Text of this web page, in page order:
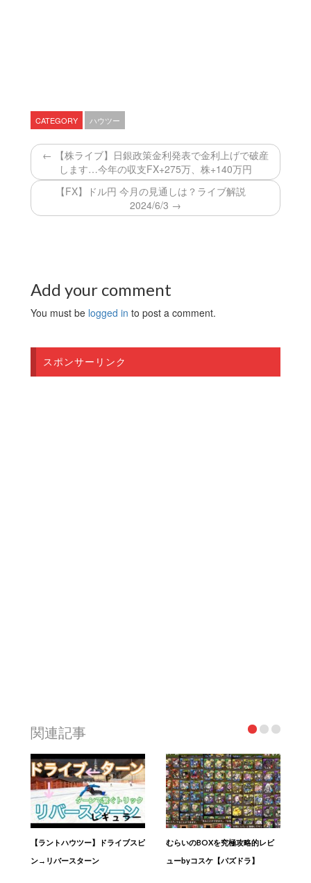
CATEGORY ハウツー
← 【株ライブ】日銀政策金利発表で金利上げで破産
します…今年の収支FX+275万、株+140万円
【FX】ドル円 今月の見通しは？ライブ解説
2024/6/3 →
Add your comment
You must be logged in to post a comment.
スポンサーリンク
関連記事
【ラントハウツー】ドライブスピ
ン→リバースターン
むらいのBOXを究極攻略的レビ
ューbyコスケ【パズドラ】